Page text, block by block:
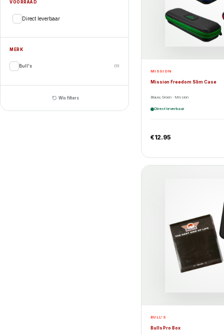
VOORRAAD
Direct leverbaar
MERK
Bull's (3)
Wis filters
MISSION
Mission Freedom Slim Case
Blauw, Groen · Mission
Direct leverbaar
€12.95
BULL'S
Bulls Pro Box